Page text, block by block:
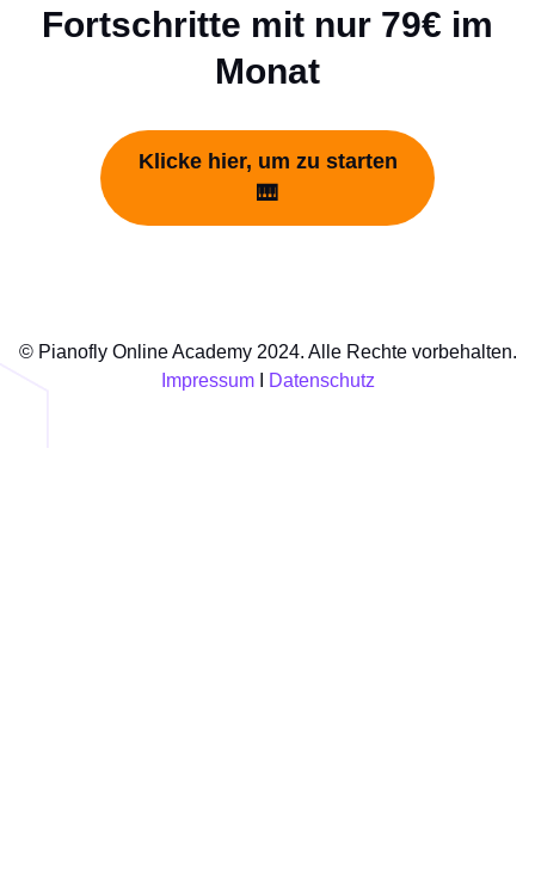
Fortschritte mit nur 79€ im
Monat
Klicke hier, um zu starten
🎹
© Pianofly Online Academy 2024. Alle Rechte vorbehalten.
ImpressumI Datenschutz